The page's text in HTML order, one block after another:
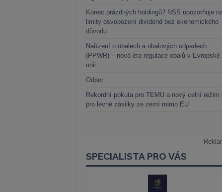
Konec prázdných holdingů? NSS upozorňuje
limity osvobození dividend bez ekonomického
důvodu
Nařízení o obalech a obalových odpadech
(PPWR) – nová éra regulace obalů v Evropské
unii
Odpor
Rekordní pokuta pro TEMU a nový celní režim
pro levné zásilky ze zemí mimo EU